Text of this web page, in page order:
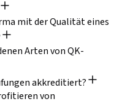
mit der Qualität eines
Arten von QK-
akkreditiert?
von